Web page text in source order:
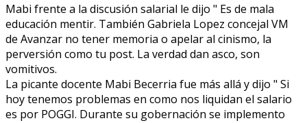
Mabi frente a la discusión salarial le dijo " Es de mala
educación mentir. También Gabriela Lopez concejal VM
de Avanzar no tener memoria o apelar al cinismo, la
perversión como tu post. La verdad dan asco, son
vomitivos.
La picante docente Mabi Becerria fue más allá y dijo " Si
hoy tenemos problemas en como nos liquidan el salario
es por POGGI. Durante su gobernación se implemento